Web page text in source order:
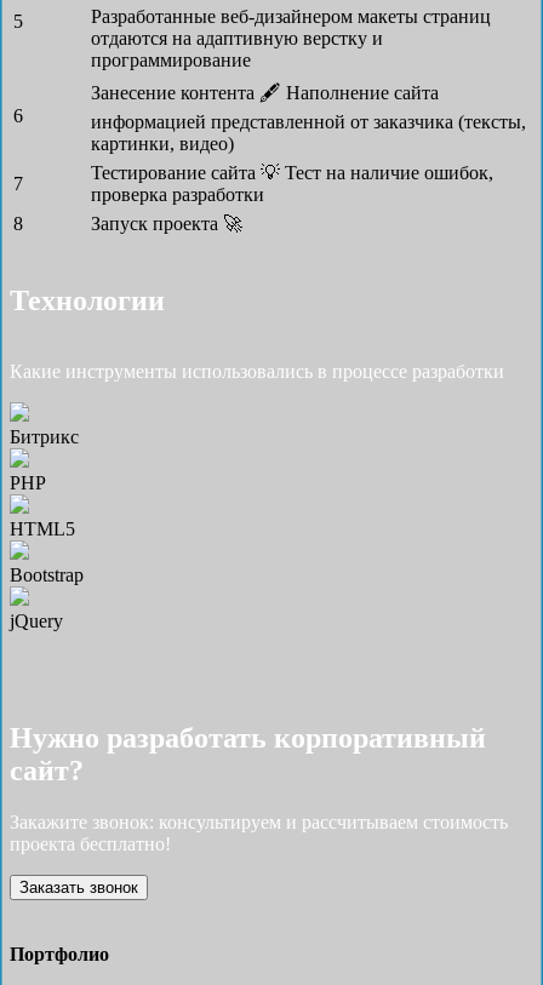
5
Разработанные веб-дизайнером макеты страниц
отдаются на адаптивную верстку и
программирование
6
Занесение контента 🖋 Наполнение сайта
информацией представленной от заказчика (тексты,
картинки, видео)
7
Тестирование сайта 💡 Тест на наличие ошибок,
проверка разработки
8
Запуск проекта 🚀
Технологии
Какие инструменты использовались в процессе разработки
Битрикс
PHP
HTML5
Bootstrap
jQuery
Нужно разработать корпоративный
сайт?
Закажите звонок: консультируем и рассчитываем стоимость
проекта бесплатно!
Заказать звонок
Портфолио